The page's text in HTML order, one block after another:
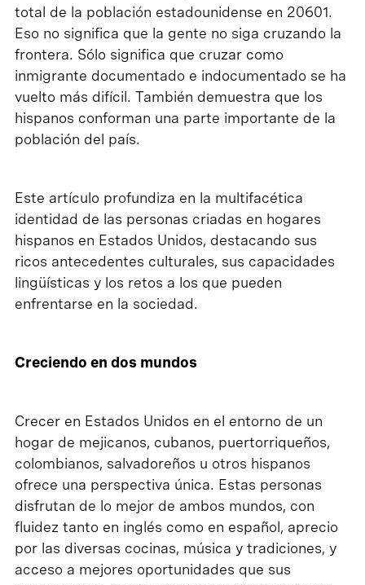
total de la población estadounidense en 20601.
Eso no significa que la gente no siga cruzando la
frontera. Sólo significa que cruzar como
inmigrante documentado e indocumentado se ha
vuelto más difícil. También demuestra que los
hispanos conforman una parte importante de la
población del país.
Este artículo profundiza en la multifacética
identidad de las personas criadas en hogares
hispanos en Estados Unidos, destacando sus
ricos antecedentes culturales, sus capacidades
lingüísticas y los retos a los que pueden
enfrentarse en la sociedad.
Creciendo en dos mundos
Crecer en Estados Unidos en el entorno de un
hogar de mejicanos, cubanos, puertorriqueños,
colombianos, salvadoreños u otros hispanos
ofrece una perspectiva única. Estas personas
disfrutan de lo mejor de ambos mundos, con
fluidez tanto en inglés como en español, aprecio
por las diversas cocinas, música y tradiciones, y
acceso a mejores oportunidades que sus